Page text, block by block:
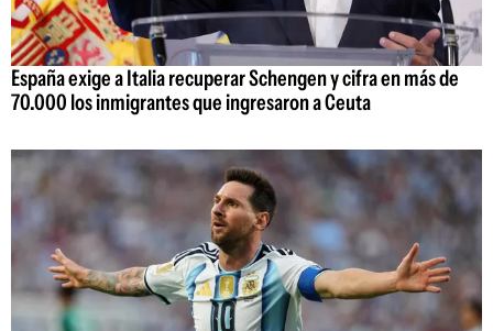
España exige a Italia recuperar Schengen y cifra en más de
70.000 los inmigrantes que ingresaron a Ceuta